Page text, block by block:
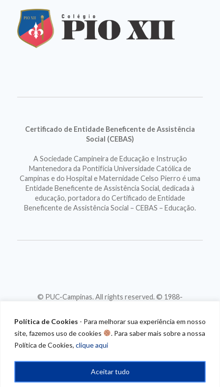
Política de Cookies - Para melhorar sua experiência em nosso
site, fazemos uso de cookies
. Para saber mais sobre a nossa
Política de Cookies, clique aqui
Aceitar tudo
Certificado de Entidade Beneficente de Assistência
Social (CEBAS)
A Sociedade Campineira de Educação e Instrução
Mantenedora da Pontifícia Universidade Católica de
Campinas e do Hospital e Maternidade Celso Pierro é uma
Entidade Beneficente de Assistência Social, dedicada à
educação, portadora do Certificado de Entidade
Beneficente de Assistência Social – CEBAS – Educação.
© PUC-Campinas. All rights reserved. © 1988-